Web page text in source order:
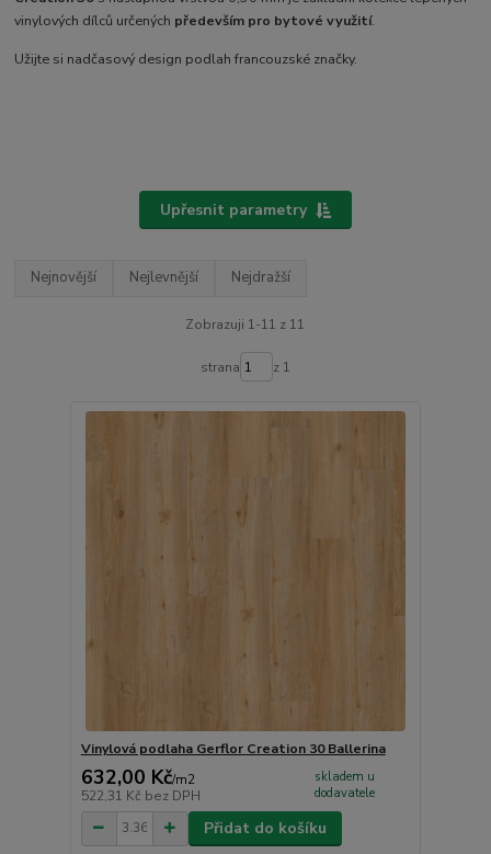
vinylových dílců určených především pro bytové využití.
Užijte si nadčasový design podlah francouzské značky.
Upřesnit parametry
Nejnovější Nejlevnější Nejdražší
Zobrazuji 1-11 z 11
strana z 1
Vinylová podlaha Gerflor Creation 30 Ballerina
632,00 Kč/m2
522,31 Kč bez DPH
skladem u
dodavatele
Přidat do košíku